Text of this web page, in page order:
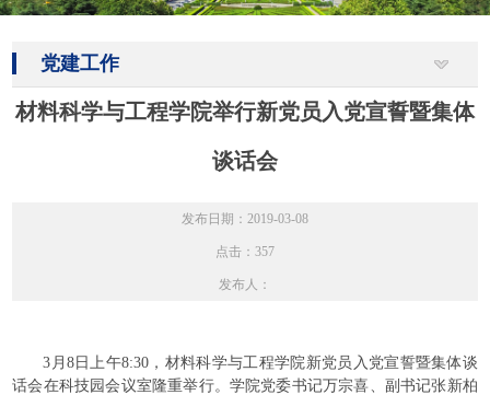
党建工作
材料科学与工程学院举行新党员入党宣誓暨集体
谈话会
发布日期：2019-03-08
点击： 357
发布人：
3月8日上午8:30，材料科学与工程学院新党员入党宣誓暨集体谈
话会在科技园会议室隆重举行。学院党委书记万宗喜、副书记张新柏